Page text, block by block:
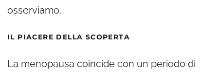
osserviamo.
IL PIACERE DELLA SCOPERTA
La menopausa coincide con un periodo di